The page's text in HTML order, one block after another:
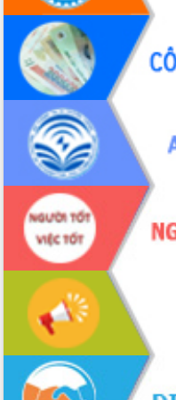
Đắk Lắk rà soát, điều chỉnh Đề án
về phát triển nuôi trồng thủy sản
Phó Chủ tịch UBND tỉnh Đắk Lắk
Trương Công Thái kiểm tra thực địa
Dự án cao tốc Khánh Hòa - Buôn Ma
Định vị cà phê Việt Nam như một “di
sản sống” trong dòng chảy toàn cầu
Xây dựng nông thôn mới: Nâng cao
sống người dân từ những mô hình
thực
Quyết liệt tháo gỡ vướng mắc, đẩy
nhanh tiến độ các dự án trọng điểm
trong Khu kinh tế Nam Phú Yên
Hòn Yến phát triển du lịch gắn với bảo
tồn biển
Lấy ý kiến điều chỉnh Quy hoạch tỉnh
Đắk Lắk thời kỳ 2021-2030, tầm nhìn
đến năm 2050
Phát động chiến dịch 30 ngày đêm